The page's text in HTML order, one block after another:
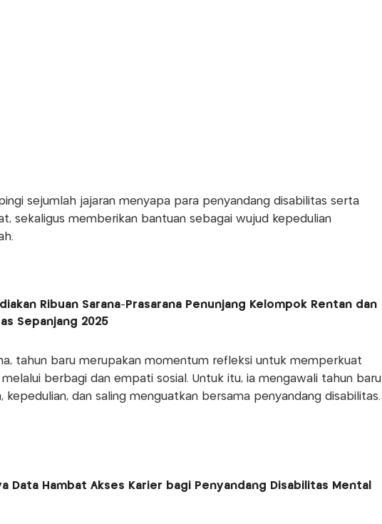
sejumlah jajaran menyapa para penyandang disabilitas serta
sekaligus memberikan bantuan sebagai wujud kepedulian
Ribuan Sarana-Prasarana Penunjang Kelompok Rentan dan
Sepanjang 2025
tahun baru merupakan momentum refleksi untuk memperkuat
melalui berbagi dan empati sosial. Untuk itu, ia mengawali tahun baru
kepedulian, dan saling menguatkan bersama penyandang disabilitas.
Data Hambat Akses Karier bagi Penyandang Disabilitas Mental